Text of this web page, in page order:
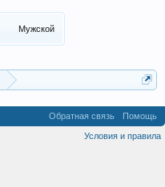
Мужской
Обратная связь Помощь
Условия и правила